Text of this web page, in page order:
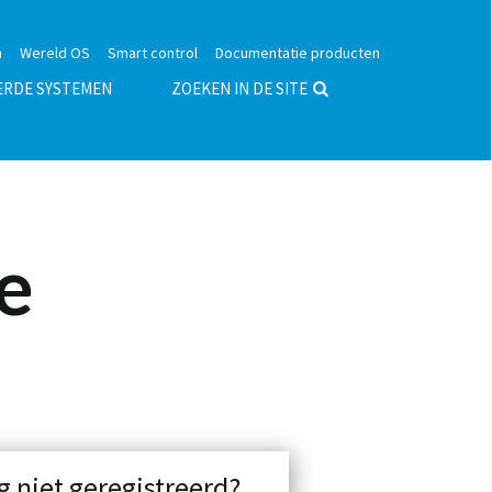
Documentatie producten
Smart control
Wereld OS
SYSTEMEN ZOEKEN IN DE SITE